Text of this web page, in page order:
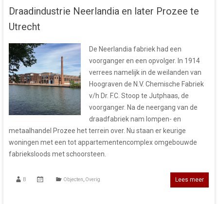
Draadindustrie Neerlandia en later Prozee te
Utrecht
De Neerlandia fabriek had een
voorganger en een opvolger. In 1914
verrees namelijk in de weilanden van
Hoograven de N.V. Chemische Fabriek
v/h Dr. F.C. Stoop te Jutphaas, de
voorganger. Na de neergang van de
draadfabriek nam lompen- en
metaalhandel Prozee het terrein over. Nu staan er keurige
woningen met een tot appartementencomplex omgebouwde
fabrieksloods met schoorsteen.
B Objecten Overig Lees meer